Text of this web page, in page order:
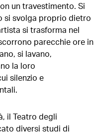
un travestimento. Si
si svolga proprio dietro
si trasforma nel
parecchie ore in
si lavano,
la loro
silenzio e
il Teatro degli
diversi studi di